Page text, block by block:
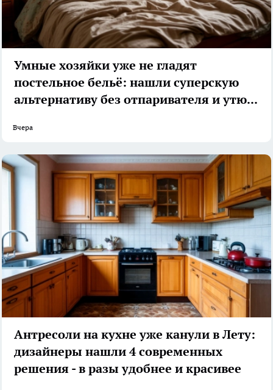
Умные хозяйки уже не гладят
постельное бельё: нашли суперскую
альтернативу без отпаривателя и утюга
Вчера
Антресоли на кухне уже канули в Лету:
дизайнеры нашли 4 современных
решения - в разы удобнее и красивее